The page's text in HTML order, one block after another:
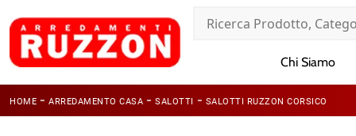
Chi Siamo
HOME - ARREDAMENTO CASA - SALOTTI - SALOTTI RUZZON CORSICO